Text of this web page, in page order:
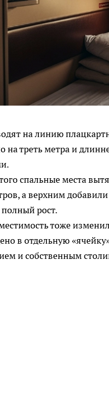
на линию
на треть метра и
спальные места
а верхним
рост.
тоже
в отдельную
и собственным